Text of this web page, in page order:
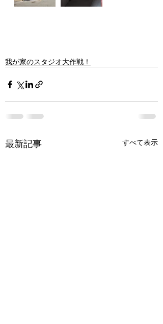
我が家のスタジオ大作戦！
最新記事 すべて表示